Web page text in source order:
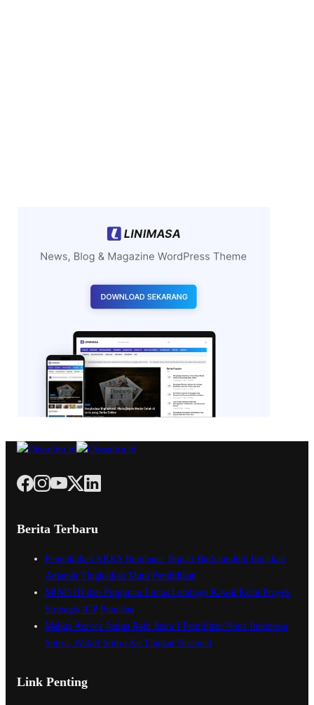
Berita Terbaru
Pengukuhan KKKS Bombana: Bupati Burhanuddin Ingatkan
Amanah Tingkatkan Mutu Pendidikan
MIND ID dan Pimpinan Lintas Lembaga Kawal Ketat Proyek
Strategis IGP Pomalaa
Maliqa Aurora Janiqa Raih Juara I Pemilihan Nona Indonesia
Sultra, Wakili Sultra Ke Tingkat Nasional
Link Penting